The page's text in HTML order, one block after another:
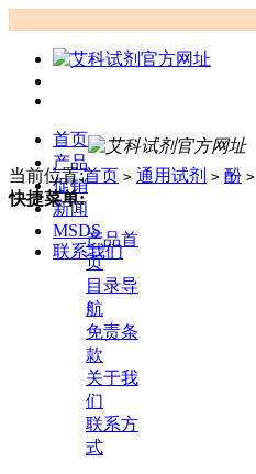
首页
产品
促销
新闻
MSDS
联系我们
当前位置:首页 > 通用试剂 > 酚 >
快捷菜单:
产品首
页
目录导
航
免责条
款
关于我
们
联系方
式